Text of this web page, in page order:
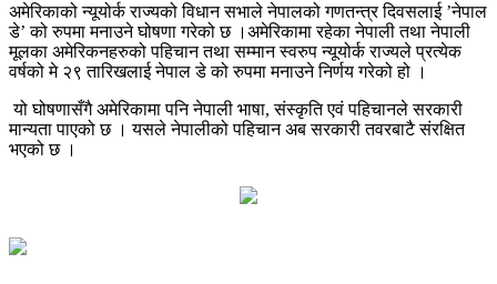
अमेरिकाको न्यूयोर्क राज्यको विधान सभाले नेपालको गणतन्त्र दिवसलाई ’नेपाल
डे’ को रुपमा मनाउने घोषणा गरेको छ ।अमेरिकामा रहेका नेपाली तथा नेपाली
मूलका अमेरिकनहरुको पहिचान तथा सम्मान स्वरुप न्यूयोर्क राज्यले प्रत्येक
वर्षको मे २९ तारिखलाई नेपाल डे को रुपमा मनाउने निर्णय गरेको हो ।
यो घोषणासँगै अमेरिकामा पनि नेपाली भाषा, संस्कृति एवं पहिचानले सरकारी
मान्यता पाएको छ । यसले नेपालीको पहिचान अब सरकारी तवरबाटै संरक्षित
भएको छ ।